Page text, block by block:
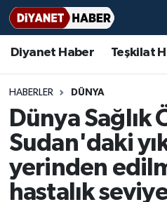
Diyanet Haber Teşkilat
HABERLER DÜNYA
Dünya Sağlık
Sudan'daki
yerinden
hastalık
Diyanet Haber
Teşkilat Haberleri
Adana Müftülüğü
Adıyaman Müftülüğü
Afyonkarahisar
Ağrı Müftülüğü
Aksaray Müftülüğü
Gündem
#Keşfet
Bir Ayet
Bir Hikaye
Biyografiler
Dini kavramlar
Diyanet Bilgi
Basında Bugün
Aile Dergisi
Aylık Dergi
İmam Hatip Okulları
Başmakale
Hadis-i Şerifler
Hayat Okumaları
Nöbetçi Eczaneler
Hava Durumu
Ankara Namaz
Trafik Durumu
Süper Lig Puan